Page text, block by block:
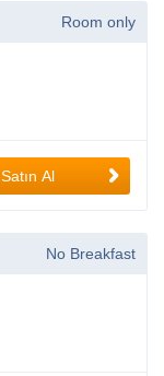
Room only
Satın Al
No Breakfast